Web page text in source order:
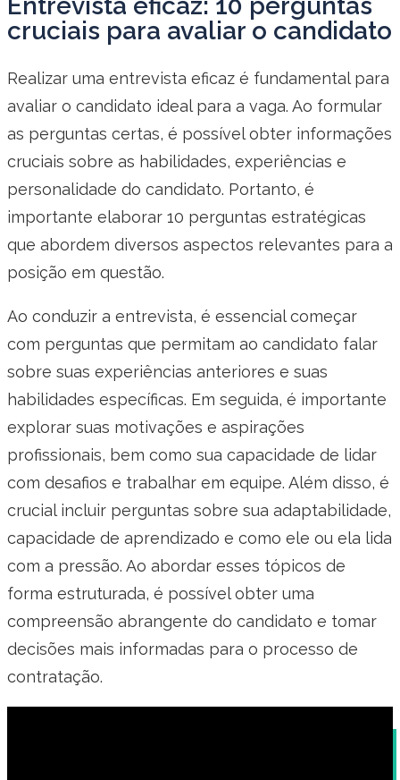
cruciais para avaliar o candidato
Realizar uma entrevista eficaz é fundamental para
avaliar o candidato ideal para a vaga. Ao formular
as perguntas certas, é possível obter informações
cruciais sobre as habilidades, experiências e
personalidade do candidato. Portanto, é
importante elaborar 10 perguntas estratégicas
que abordem diversos aspectos relevantes para a
posição em questão.
Ao conduzir a entrevista, é essencial começar
com perguntas que permitam ao candidato falar
sobre suas experiências anteriores e suas
habilidades específicas. Em seguida, é importante
explorar suas motivações e aspirações
profissionais, bem como sua capacidade de lidar
com desafios e trabalhar em equipe. Além disso, é
crucial incluir perguntas sobre sua adaptabilidade,
capacidade de aprendizado e como ele ou ela lida
com a pressão. Ao abordar esses tópicos de
forma estruturada, é possível obter uma
compreensão abrangente do candidato e tomar
decisões mais informadas para o processo de
contratação.